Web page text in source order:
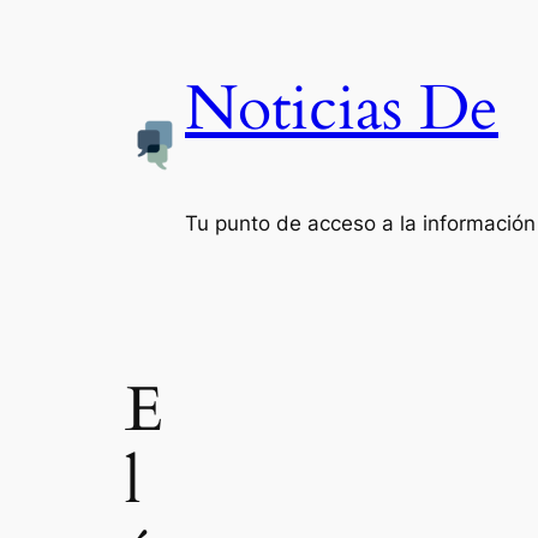
Noticias De
Tu punto de acceso a la información
E
l